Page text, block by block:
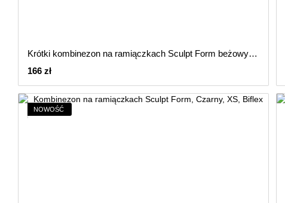
Krótki kombinezon na ramiączkach Sculpt Form beżowy z beżową siateczką, Beżowy, XS
166 zł
NOWOŚĆ